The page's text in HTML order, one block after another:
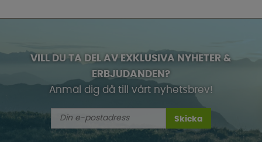
VILL DU TA DEL AV EXKLUSIVA NYHETER &
ERBJUDANDEN?
Anmäl dig då till vårt nyhetsbrev!
Skicka